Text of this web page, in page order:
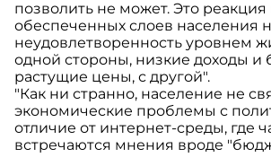
позволить не может. Это
обеспеченных слоев населения
неудовлетворенность уровнем
одной стороны, низкие доходы и
растущие цены, с другой".
"Как ни странно, население не
экономические проблемы с
отличие от интернет-среды, где
встречаются мнения вроде